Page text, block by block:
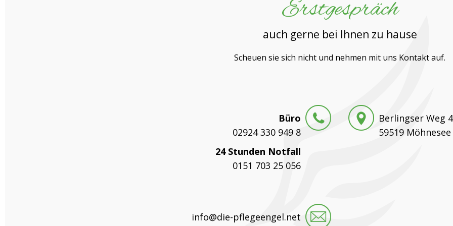
Erstgespräch
auch gerne bei Ihnen zu hause
Scheuen sie sich nicht und nehmen mit uns Kontakt auf.
Büro
02924 330 949 8
24 Stunden Notfall
0151 703 25 056
info@die-pflegeengel.net
Berlingser Weg 4
59519 Möhnesee